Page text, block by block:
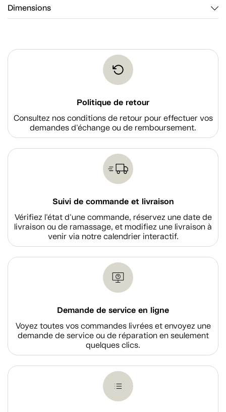
Dimensions
Politique de retour
Consultez nos conditions de retour pour effectuer vos
demandes d'échange ou de remboursement.
Suivi de commande et livraison
Vérifiez l'état d'une commande, réservez une date de
livraison ou de ramassage, et modifiez une livraison à
venir via notre calendrier interactif.
Demande de service en ligne
Voyez toutes vos commandes livrées et envoyez une
demande de service ou de réparation en seulement
quelques clics.